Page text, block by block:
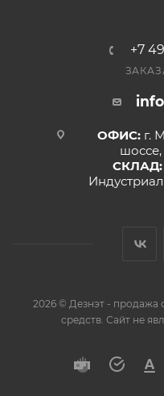
+7
ОФИС: г.
СКЛАД:
2026 © Дезнэт -
средств. Сайт не